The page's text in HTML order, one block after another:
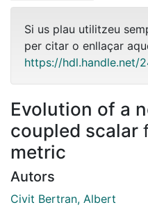
Si us plau utilitzeu
per citar o enllaçar
https://hdl.handle.net/
Evolution of a
coupled scalar
metric
Autors
Civit Bertran, Albert